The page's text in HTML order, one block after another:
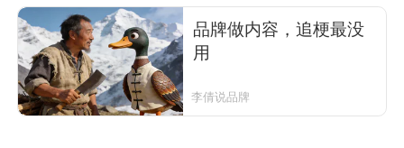
品牌做内容，追梗最没
用
李倩说品牌